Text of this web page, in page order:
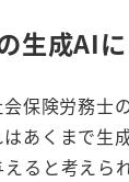
成AIに
保険労務士
あくまで生
ると考えら